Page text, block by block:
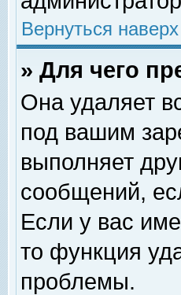
Вернуться наверх
» Для чего
Она удаляет
под вашим
выполняет
сообщений,
Если у вас
то функция
проблемы.